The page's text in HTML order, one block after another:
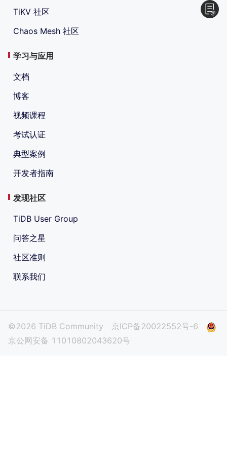
TiKV 社区
Chaos Mesh 社区
学习与应用
文档
博客
视频课程
考试认证
典型案例
开发者指南
发现社区
TiDB User Group
问答之星
社区准则
联系我们
©2026 TiDB Community
京ICP备20022552号-6
京公网安备 11010802043620号